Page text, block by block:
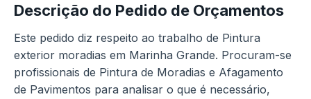
Descrição do Pedido de Orçamentos
Este pedido diz respeito ao trabalho de Pintura
exterior moradias em Marinha Grande. Procuram-se
profissionais de Pintura de Moradias e Afagamento
de Pavimentos para analisar o que é necessário,